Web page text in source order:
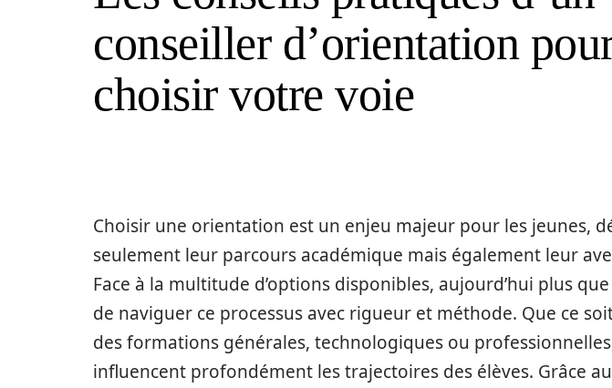
conseiller d’orientation
choisir votre voie
Choisir une orientation est un enjeu majeur pour les jeunes,
seulement leur parcours académique mais également leur
Face à la multitude d’options disponibles, aujourd’hui plus
de naviguer ce processus avec rigueur et méthode. Que ce
des formations générales, technologiques ou
influencent profondément les trajectoires des élèves. Grâce